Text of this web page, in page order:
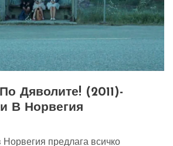
Дяволите! (2011)-
В Норвегия
предлага всичко